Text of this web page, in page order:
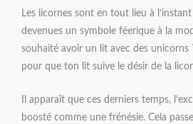
Les licornes sont en tout lieu à
devenues un symbole féerique à la
souhaité avoir un lit avec des unicorns
pour que ton lit suive le désir de la
Il apparaît que ces derniers temps,
boosté comme une frénésie. Cela